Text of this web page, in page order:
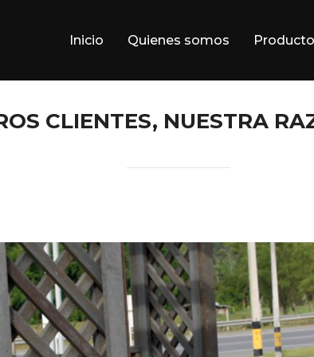
Inicio Quienes somos
CLIENTES, NUESTRA